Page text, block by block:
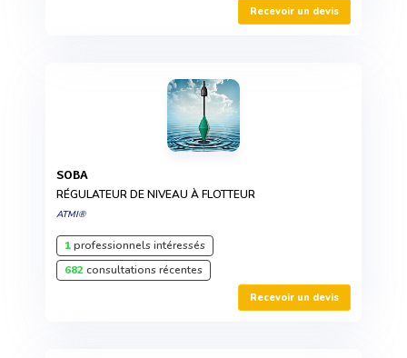
Recevoir un devis
SOBA
RÉGULATEUR DE NIVEAU À FLOTTEUR
ATMI®
1professionnels intéressés
682consultations récentes
Recevoir un devis